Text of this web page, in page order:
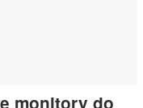
monitory do